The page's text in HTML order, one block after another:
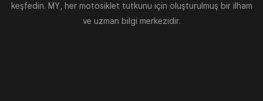
keşfedin. MY, her motosiklet tutkunu için oluşturulmuş bir ilham
ve uzman bilgi merkezidir.